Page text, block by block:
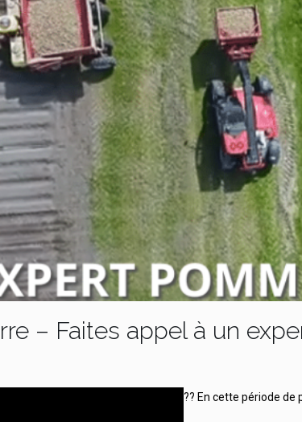
– Faites appel à un
?? En cette période